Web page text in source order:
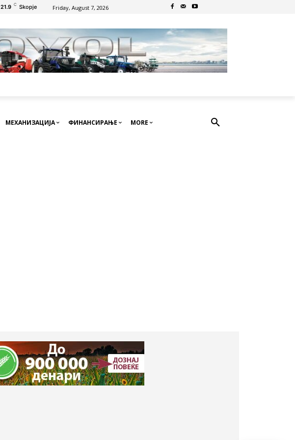
21.9 C Skopje Friday, August 7, 2026
МЕХАНИЗАЦИЈА ФИНАНСИРАЊЕ MORE